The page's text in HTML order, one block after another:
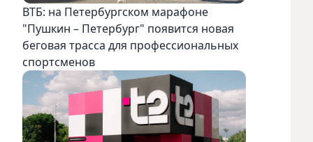
ВТБ: на Петербургском марафоне
"Пушкин – Петербург" появится новая
беговая трасса для профессиональных
спортсменов